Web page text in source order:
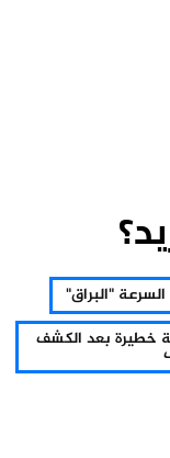
"البراق"
خطيرة بعد الكشف